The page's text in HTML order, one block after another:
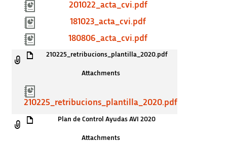
201022_acta_cvi.pdf
181023_acta_cvi.pdf
180806_acta_cvi.pdf
210225_retribucions_plantilla_2020.pdf
Attachments
210225_retribucions_plantilla_2020.pdf
Plan de Control Ayudas AVI 2020
Attachments